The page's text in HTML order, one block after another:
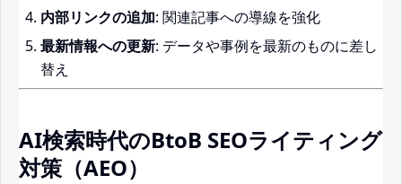
内部リンクの追加: 関連記事への導線を強化
最新情報への更新: データや事例を最新のものに差し
替え
AI検索時代のBtoB SEOライティング
対策（AEO）